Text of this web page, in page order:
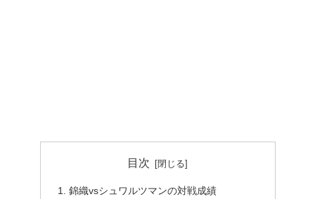
目次
錦織vsシュワルツマンの対戦成績